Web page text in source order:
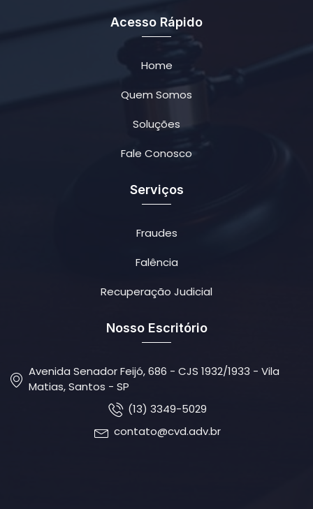
Acesso Rápido
Home
Quem Somos
Soluções
Fale Conosco
Serviços
Fraudes
Falência
Recuperação Judicial
Nosso Escritório
Avenida Senador Feijó, 686 - CJS 1932/1933 - Vila
Matias, Santos - SP
(13) 3349-5029
contato@cvd.adv.br